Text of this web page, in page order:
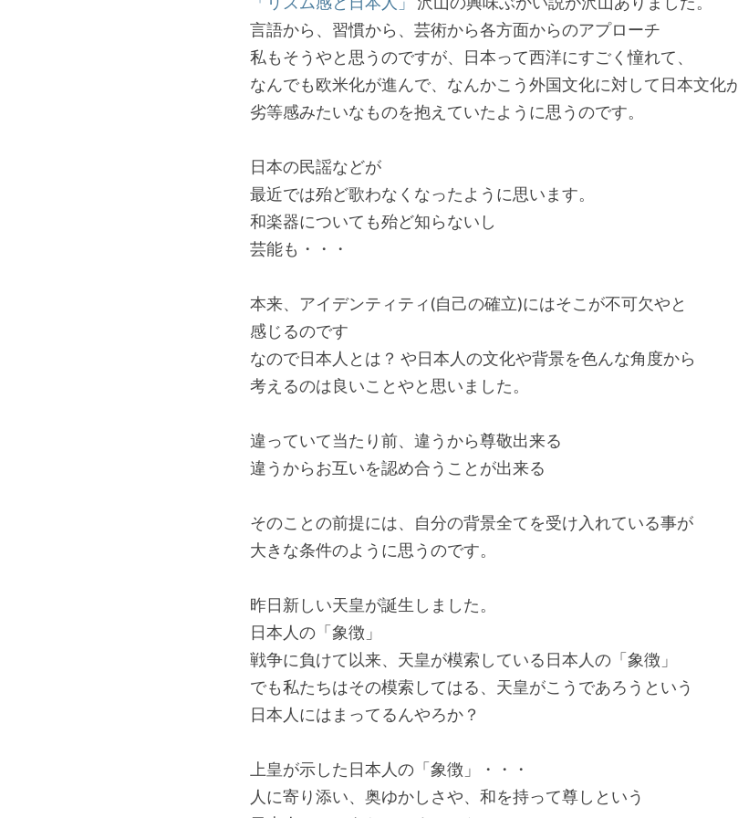
「リズム感と日本人」 沢山の興味ぶかい説が沢山ありました。
言語から、習慣から、芸術から各方面からのアプローチ
私もそうやと思うのですが、日本って西洋にすごく憧れて、
なんでも欧米化が進んで、なんかこう外国文化に対して日本文化が
劣等感みたいなものを抱えていたように思うのです。
日本の民謡などが
最近では殆ど歌わなくなったように思います。
和楽器についても殆ど知らないし
芸能も・・・
本来、アイデンティティ(自己の確立)にはそこが不可欠やと
感じるのです
なので日本人とは？ や日本人の文化や背景を色んな角度から
考えるのは良いことやと思いました。
違っていて当たり前、違うから尊敬出来る
違うからお互いを認め合うことが出来る
そのことの前提には、自分の背景全てを受け入れている事が
大きな条件のように思うのです。
昨日新しい天皇が誕生しました。
日本人の「象徴」
戦争に負けて以来、天皇が模索している日本人の「象徴」
でも私たちはその模索してはる、天皇がこうであろうという
日本人にはまってるんやろか？
上皇が示した日本人の「象徴」・・・
人に寄り添い、奥ゆかしさや、和を持って尊しという